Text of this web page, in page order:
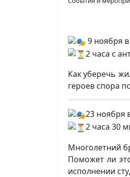
9 ноября
2 часа с
Как уберечь
героев спора
23 ноября
2 часа 30
Многолетний
Поможет ли
исполнении